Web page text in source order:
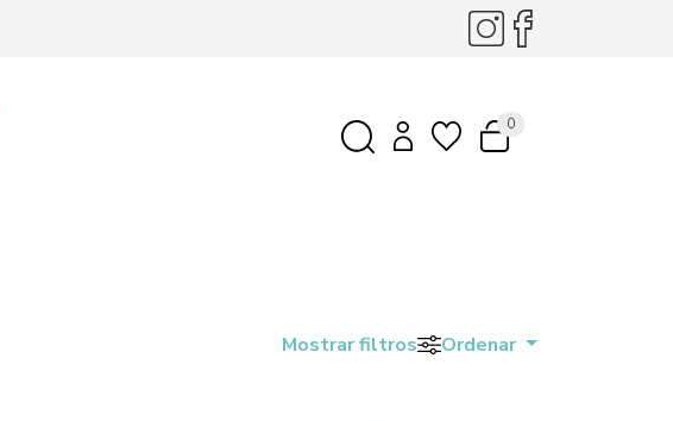
0
Mostrar filtros Ordenar